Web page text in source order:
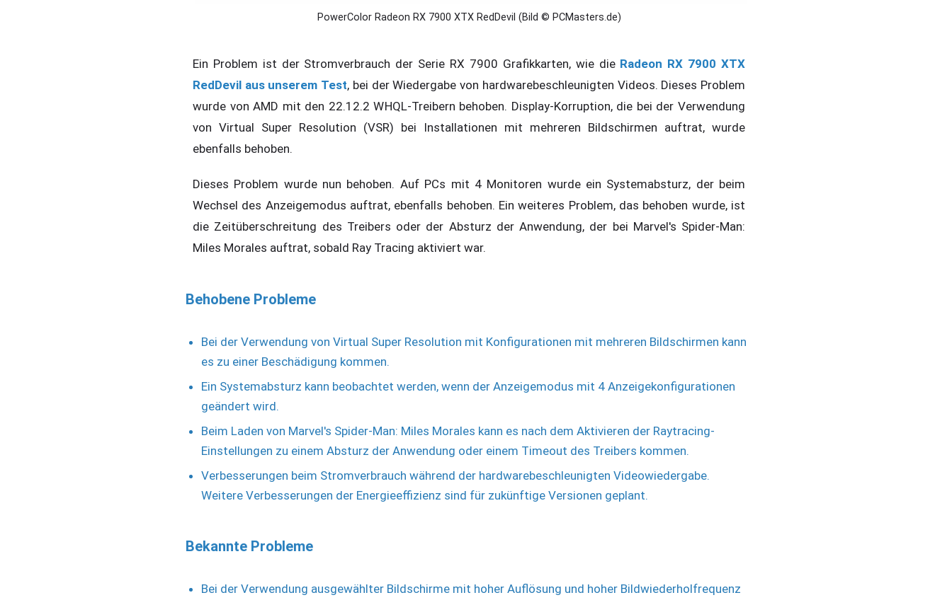
PowerColor Radeon RX 7900 XTX RedDevil (Bild © PCMasters.de)
Ein Problem ist der Stromverbrauch der Serie RX 7900 Grafikkarten, wie die Radeon RX 7900 XTX
RedDevil aus unserem Test, bei der Wiedergabe von hardwarebeschleunigten Videos. Dieses Problem
wurde von AMD mit den 22.12.2 WHQL-Treibern behoben. Display-Korruption, die bei der Verwendung
von Virtual Super Resolution (VSR) bei Installationen mit mehreren Bildschirmen auftrat, wurde
ebenfalls behoben.
Dieses Problem wurde nun behoben. Auf PCs mit 4 Monitoren wurde ein Systemabsturz, der beim
Wechsel des Anzeigemodus auftrat, ebenfalls behoben. Ein weiteres Problem, das behoben wurde, ist
die Zeitüberschreitung des Treibers oder der Absturz der Anwendung, der bei Marvel's Spider-Man:
Miles Morales auftrat, sobald Ray Tracing aktiviert war.
Behobene Probleme
Bei der Verwendung von Virtual Super Resolution mit Konfigurationen mit mehreren Bildschirmen kann
es zu einer Beschädigung kommen.
Ein Systemabsturz kann beobachtet werden, wenn der Anzeigemodus mit 4 Anzeigekonfigurationen
geändert wird.
Beim Laden von Marvel's Spider-Man: Miles Morales kann es nach dem Aktivieren der Raytracing-
Einstellungen zu einem Absturz der Anwendung oder einem Timeout des Treibers kommen.
Verbesserungen beim Stromverbrauch während der hardwarebeschleunigten Videowiedergabe.
Weitere Verbesserungen der Energieeffizienz sind für zukünftige Versionen geplant.
Bekannte Probleme
Bei der Verwendung ausgewählter Bildschirme mit hoher Auflösung und hoher Bildwiederholfrequenz